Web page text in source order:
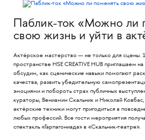
Паблик-ток «Можно ли
свою жизнь и уйти в
Актёрское мастерство — не только для сцены.
пространстве HSE CREATIVE HUB приглашаем на
обсудим, как сценические навыки помогают
качества, развить убедительную
эмоциями и побороть страх публичных
кураторы, Вениамин Скальник и Николай
актёрские техники могут пригодиться в
любых профессий. Все гости мероприятия
спектакль «Гарпагониада» в «Скальник-театре».